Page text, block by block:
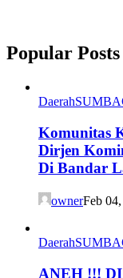
Popular Posts
Daerah
Komunitas
Dirjen
Di Bandar
ownerFeb
Daerah
ANEH !!!